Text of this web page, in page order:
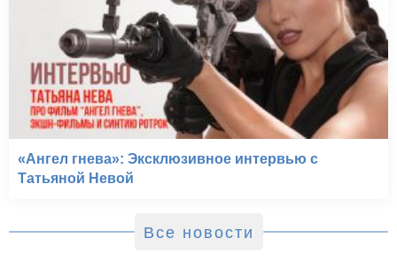
«Ангел гнева»: Эксклюзивное интервью с
Татьяной Невой
Все новости